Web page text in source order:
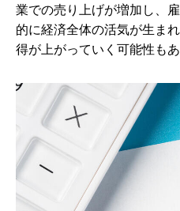
業での売り上げが増加し、
的に経済全体の活気が生ま
得が上がっていく可能性もあ